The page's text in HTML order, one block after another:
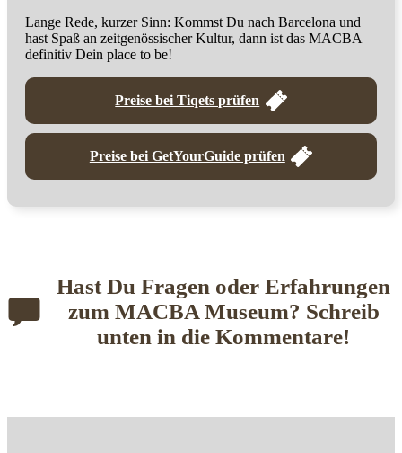
Lange Rede, kurzer Sinn: Kommst Du nach Barcelona und
hast Spaß an zeitgenössischer Kultur, dann ist das MACBA
definitiv Dein place to be!
Preise bei Tiqets prüfen
Preise bei GetYourGuide prüfen
Hast Du Fragen oder Erfahrungen
zum MACBA Museum? Schreib
unten in die Kommentare!